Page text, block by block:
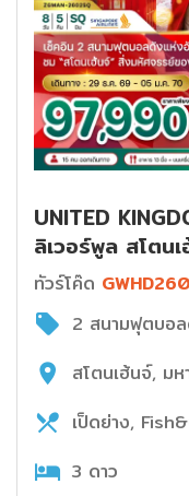
UNITED
ลิเวอร์พูล สโตน
ทัวร์โค๊ด
2 สนามฟุตบอล
สโตนเฮ้นจ์, ม
เป็ดย่าง,
3 ดาว